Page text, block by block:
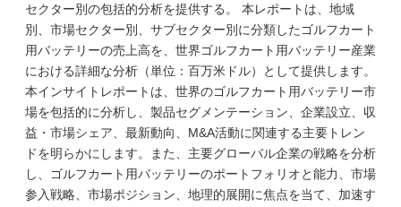
セクター別の包括的分析を提供する。 本レポートは、地域
別、市場セクター別、サブセクター別に分類したゴルフカート
用バッテリーの売上高を、世界ゴルフカート用バッテリー産業
における詳細な分析（単位：百万米ドル）として提供します。
本インサイトレポートは、世界のゴルフカート用バッテリー市
場を包括的に分析し、製品セグメンテーション、企業設立、収
益・市場シェア、最新動向、M&A活動に関連する主要トレン
ドを明らかにします。また、主要グローバル企業の戦略を分析
し、ゴルフカート用バッテリーのポートフォリオと能力、市場
参入戦略、市場ポジション、地理的展開に焦点を当て、加速す